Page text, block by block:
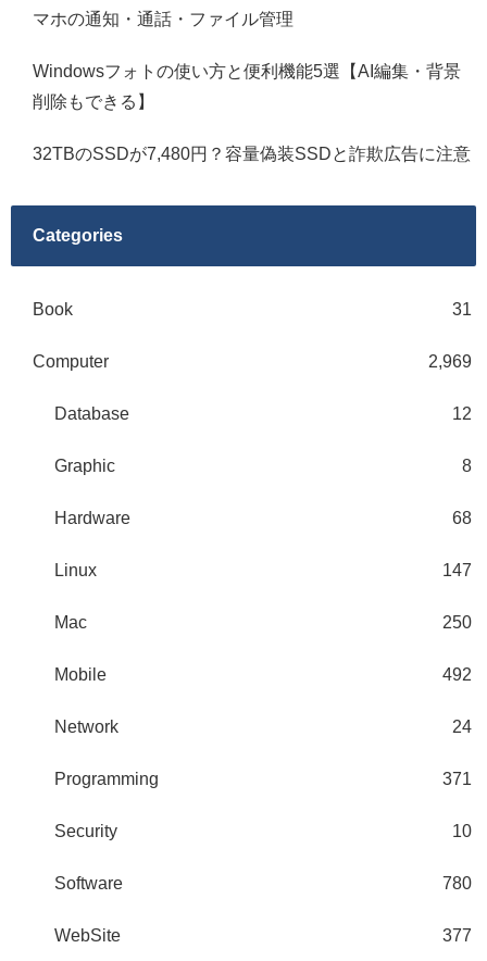
マホの通知・通話・ファイル管理
Windowsフォトの使い方と便利機能5選【AI編集・背景
削除もできる】
32TBのSSDが7,480円？容量偽装SSDと詐欺広告に注意
Categories
Book 31
Computer 2,969
Database 12
Graphic 8
Hardware 68
Linux 147
Mac 250
Mobile 492
Network 24
Programming 371
Security 10
Software 780
WebSite 377